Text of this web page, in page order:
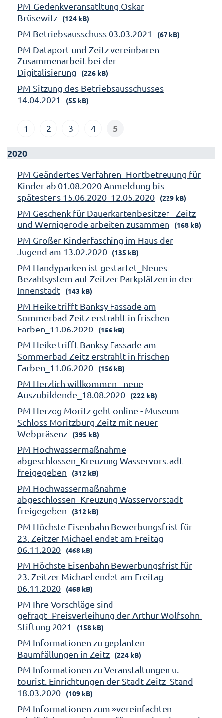
PM-Gedenkveransatltung Oskar
Brüsewitz
(124 kB)
PM Betriebsausschuss 03.03.2021 (67 kB)
PM Dataport und Zeitz vereinbaren
Zusammenarbeit bei der
Digitalisierung
(226 kB)
PM Sitzung des Betriebsausschusses
14.04.2021
(55 kB)
1 2 3 4 5
2020
PM Geändertes Verfahren_Hortbetreuung für
Kinder ab 01.08.2020 Anmeldung bis
spätestens 15.06.2020_12.05.2020
(229 kB)
PM Geschenk für Dauerkartenbesitzer - Zeitz
und Wernigerode arbeiten zusammen
(168 kB)
PM Großer Kinderfasching im Haus der
Jugend am 13.02.2020
(135 kB)
PM Handyparken ist gestartet_Neues
Bezahlsystem auf Zeitzer Parkplätzen in der
Innenstadt
(143 kB)
PM Heike trifft Banksy Fassade am
Sommerbad Zeitz erstrahlt in frischen
Farben_11.06.2020
(156 kB)
PM Heike trifft Banksy Fassade am
Sommerbad Zeitz erstrahlt in frischen
Farben_11.06.2020
(156 kB)
PM Herzlich willkommen_ neue
Auszubildende_18.08.2020
(222 kB)
PM Herzog Moritz geht online - Museum
Schloss Moritzburg Zeitz mit neuer
Webpräsenz
(395 kB)
PM Hochwassermaßnahme
abgeschlossen_Kreuzung Wasservorstadt
freigegeben
(312 kB)
PM Hochwassermaßnahme
abgeschlossen_Kreuzung Wasservorstadt
freigegeben
(312 kB)
PM Höchste Eisenbahn Bewerbungsfrist für
23. Zeitzer Michael endet am Freitag
06.11.2020
(468 kB)
PM Höchste Eisenbahn Bewerbungsfrist für
23. Zeitzer Michael endet am Freitag
06.11.2020
(468 kB)
PM Ihre Vorschläge sind
gefragt_Preisverleihung der Arthur-Wolfsohn-
Stiftung 2021
(158 kB)
PM Informationen zu geplanten
Baumfällungen in Zeitz
(224 kB)
PM Informationen zu Veranstaltungen u.
tourist. Einrichtungen der Stadt Zeitz_Stand
18.03.2020
(109 kB)
PM Informationen zum »vereinfachten